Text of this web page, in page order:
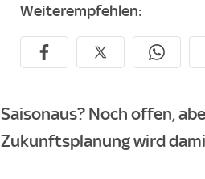
Weiterempfehlen:
Saisonaus? Noch offen,
Zukunftsplanung wird